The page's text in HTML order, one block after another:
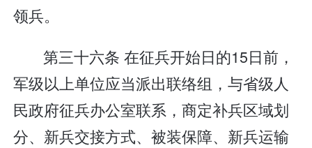
领兵。
第三十六条 在征兵开始日的15日前，
军级以上单位应当派出联络组，与省级人
民政府征兵办公室联系，商定补兵区域划
分、新兵交接方式、被装保障、新兵运输